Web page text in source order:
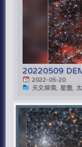
20220509
2022-05-20
天文探索, 星雲,